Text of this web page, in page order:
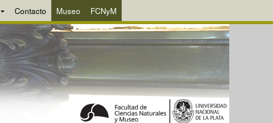
Contacto Museo FCNyM